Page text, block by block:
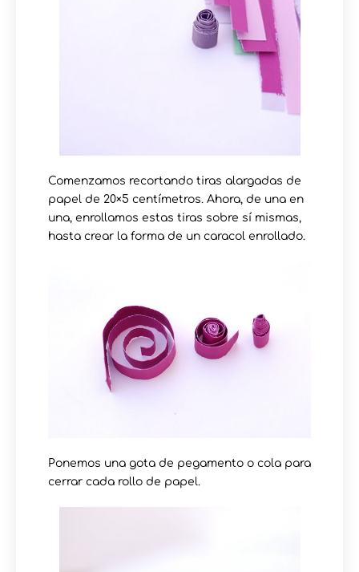
Comenzamos recortando tiras alargadas de
papel de 20×5 centímetros. Ahora, de una en
una, enrollamos estas tiras sobre sí mismas,
hasta crear la forma de un caracol enrollado.
Ponemos una gota de pegamento o cola para
cerrar cada rollo de papel.